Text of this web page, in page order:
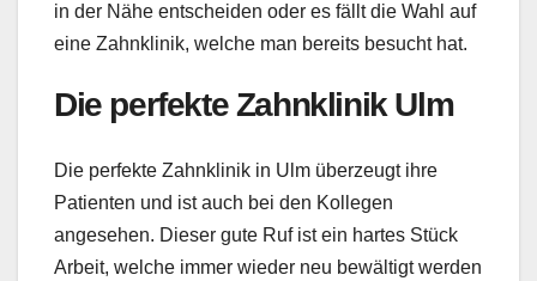
in der Nähe entscheiden oder es fällt die Wahl auf
eine Zahnklinik, welche man bereits besucht hat.
Die perfekte Zahnklinik Ulm
Die perfekte Zahnklinik in Ulm überzeugt ihre
Patienten und ist auch bei den Kollegen
angesehen. Dieser gute Ruf ist ein hartes Stück
Arbeit, welche immer wieder neu bewältigt werden